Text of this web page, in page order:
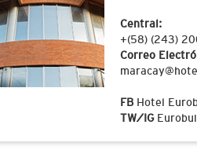
Central:
+(58) (243)
Correo
FB Hotel
TW/IG